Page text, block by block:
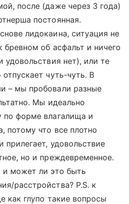
после (даже через 3 года)
постоянная.
лидокаина, ситуация не
бревном об асфальт и ничего
удовольствия нет), или те
чуть-чуть. В
– мы пробовали разные
Мы идеально
по форме влагалища и
потому что все плотно
прилегает, удовольствие
но и преждевременное.
и может ли это быть
расстройства? P.S. к
как глупо такие вопросы